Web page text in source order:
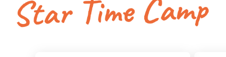
Номери оснащені